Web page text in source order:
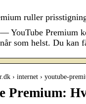
ruller
YouTube Premium
som helst. Du
› internet › youtube-
Premium: